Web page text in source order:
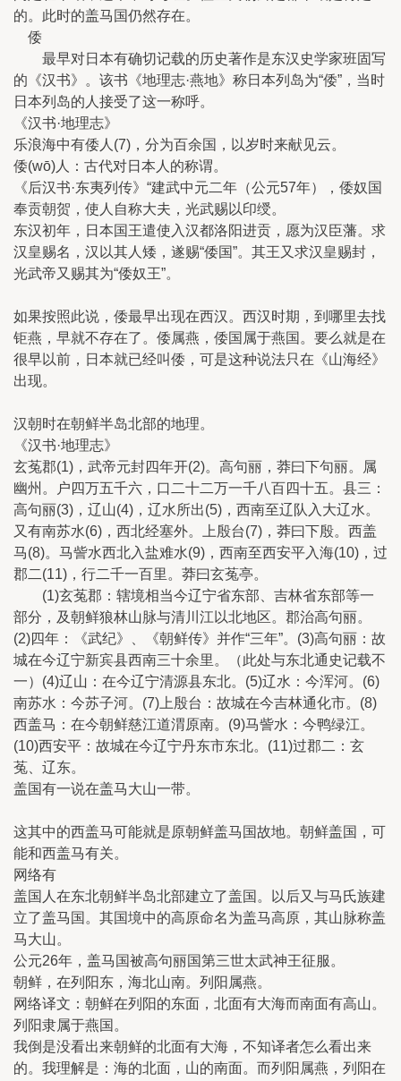
的。此时的盖马国仍然存在。
倭
最早对日本有确切记载的历史著作是东汉史学家班固写
的《汉书》。该书《地理志·燕地》称日本列岛为“倭”，当时
日本列岛的人接受了这一称呼。
《汉书·地理志》
乐浪海中有倭人(7)，分为百余国，以岁时来献见云。
倭(wō)人：古代对日本人的称谓。
《后汉书·东夷列传》“建武中元二年（公元57年），倭奴国
奉贡朝贺，使人自称大夫，光武赐以印绶。
东汉初年，日本国王遣使入汉都洛阳进贡，愿为汉臣藩。求
汉皇赐名，汉以其人矮，遂赐“倭国”。其王又求汉皇赐封，
光武帝又赐其为“倭奴王”。
如果按照此说，倭最早出现在西汉。西汉时期，到哪里去找
钜燕，早就不存在了。倭属燕，倭国属于燕国。要么就是在
很早以前，日本就已经叫倭，可是这种说法只在《山海经》
出现。
汉朝时在朝鲜半岛北部的地理。
《汉书·地理志》
玄菟郡(1)，武帝元封四年开(2)。高句丽，莽曰下句丽。属
幽州。户四万五千六，口二十二万一千八百四十五。县三：
高句丽(3)，辽山(4)，辽水所出(5)，西南至辽队入大辽水。
又有南苏水(6)，西北经塞外。上殷台(7)，莽曰下殷。西盖
马(8)。马訾水西北入盐难水(9)，西南至西安平入海(10)，过
郡二(11)，行二千一百里。莽曰玄菟亭。
(1)玄菟郡：辖境相当今辽宁省东部、吉林省东部等一
部分，及朝鲜狼林山脉与清川江以北地区。郡治高句丽。
(2)四年：《武纪》、《朝鲜传》并作“三年”。(3)高句丽：故
城在今辽宁新宾县西南三十余里。（此处与东北通史记载不
一）(4)辽山：在今辽宁清源县东北。(5)辽水：今浑河。(6)
南苏水：今苏子河。(7)上殷台：故城在今吉林通化市。(8)
西盖马：在今朝鲜慈江道渭原南。(9)马訾水：今鸭绿江。
(10)西安平：故城在今辽宁丹东市东北。(11)过郡二：玄
菟、辽东。
盖国有一说在盖马大山一带。
这其中的西盖马可能就是原朝鲜盖马国故地。朝鲜盖国，可
能和西盖马有关。
网络有
盖国人在东北朝鲜半岛北部建立了盖国。以后又与马氏族建
立了盖马国。其国境中的高原命名为盖马高原，其山脉称盖
马大山。
公元26年，盖马国被高句丽国第三世太武神王征服。
朝鲜，在列阳东，海北山南。列阳属燕。
网络译文：朝鲜在列阳的东面，北面有大海而南面有高山。
列阳隶属于燕国。
我倒是没看出来朝鲜的北面有大海，不知译者怎么看出来
的。我理解是：海的北面，山的南面。而列阳属燕，列阳在